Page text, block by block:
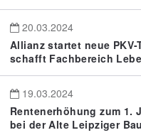
20.03.2024
Allianz startet neue
schafft Fachbereich
19.03.2024
Rentenerhöhung zum 1.
bei der Alte Leipziger